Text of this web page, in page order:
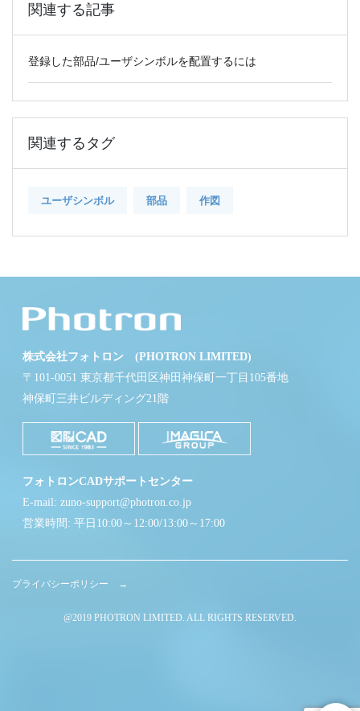
関連する記事
登録した部品/ユーザシンボルを配置するには
関連するタグ
ユーザシンボル 部品 作図
株式会社フォトロン (PHOTRON LIMITED)
〒101-0051 東京都千代田区神田神保町一丁目105番地
神保町三井ビルディング21階
フォトロンCADサポートセンター
E-mail: zuno-support@photron.co.jp
営業時間: 平日10:00～12:00/13:00～17:00
プライバシーポリシー →
@2019 PHOTRON LIMITED. ALL RIGHTS RESERVED.